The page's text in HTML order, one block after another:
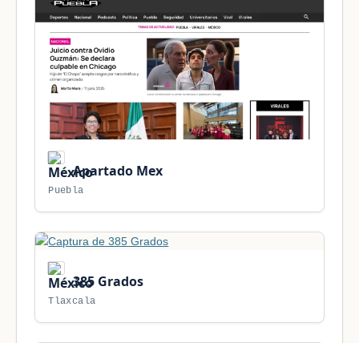
Apartado Mex
Puebla
385 Grados
Tlaxcala